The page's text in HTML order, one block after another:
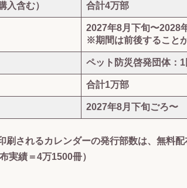
入含む） 合計4万部
2027年8月下旬〜2028
※期間は前後すること
ペット防災啓発団体：1
合計1万部
2027年8月下旬ごろ〜
されるカレンダーの発行部数は、無料
実績＝4万1500冊）